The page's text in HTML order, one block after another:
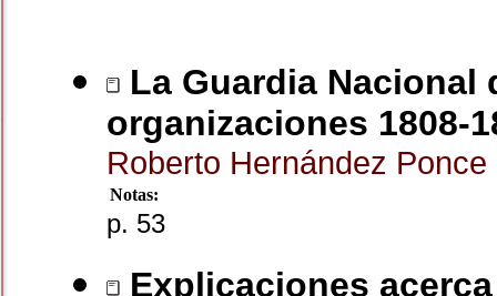
La Guardia
organizaciones 1808-
Roberto Hernández Ponce
Notas:
p. 53
Explicaciones